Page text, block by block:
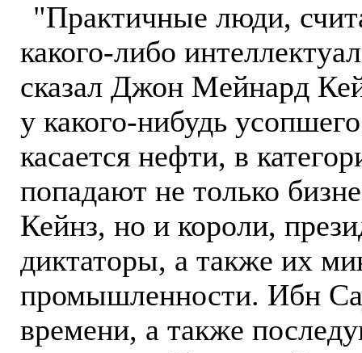
"Практичные люди,
какого-либо
сказал Джон Мейнард
у какого-нибудь
касается нефти, в
попадают не только
Кейнз, но и короли,
диктаторы, а также их
промышленности. Ибн
времени, а также